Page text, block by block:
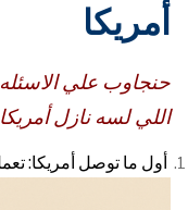
أمريكا
حنجاوب علي
اللي لسه نازل أمريكا
أول ما توصل أمريكا: